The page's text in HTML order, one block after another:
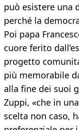
può esistere una
perché la
Poi papa
cuore ferito
progetto
più memorabile
alla fine dei suoi
Zuppi, «che in
scelta non caso,